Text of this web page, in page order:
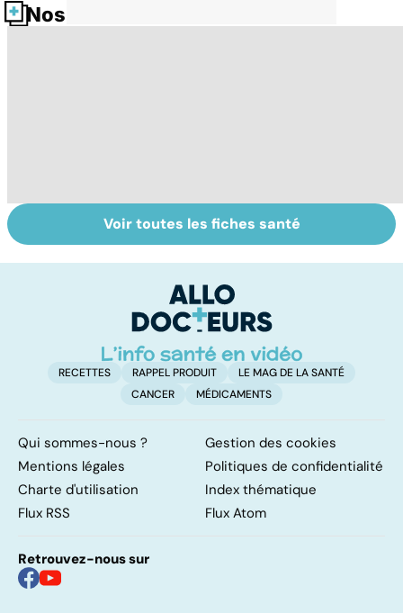
Nos fiches santé
Alimentation :
nos assiettes
Pesticides :
retour au bio ?
Voir toutes les fiches santé
RECETTES RAPPEL PRODUIT
LE MAG DE LA SANTÉ
CANCER
MÉDICAMENTS
Qui sommes-nous ?
Gestion des cookies
Mentions légales
Politiques de confidentialité
Charte d'utilisation
Index thématique
Flux RSS
Flux Atom
Retrouvez-nous sur